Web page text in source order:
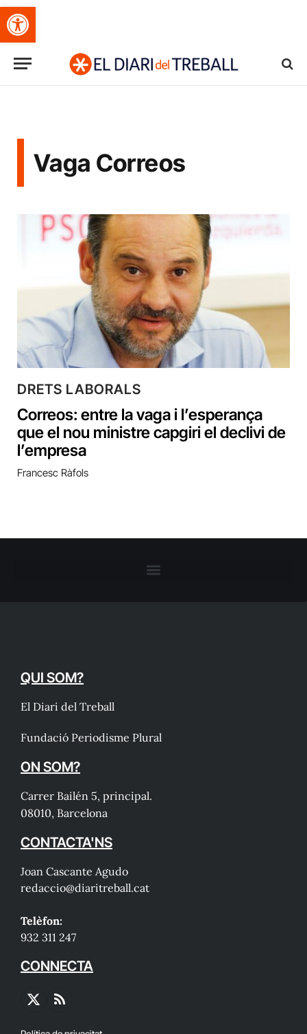
Obre la barra d'eines
Vaga Correos
DRETS LABORALS
Correos: entre la vaga i l’esperança
que el nou ministre capgiri el declivi de
l’empresa
Francesc Ràfols
QUI SOM?
El Diari del Treball
Fundació Periodisme Plural
ON SOM?
Carrer Bailén 5, principal.
08010, Barcelona
CONTACTA'NS
Joan Cascante Agudo
redaccio@diaritreball.cat
Telèfon:
932 311 247
CONNECTA
X
RSS